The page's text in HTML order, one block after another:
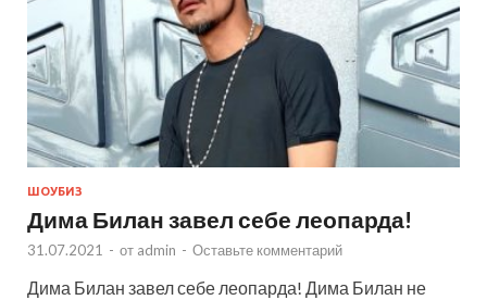
ШОУБИЗ
Дима Билан завел себе леопарда!
31.07.2021 - от admin - Оставьте комментарий
Дима Билан завел себе леопарда! Дима Билан не